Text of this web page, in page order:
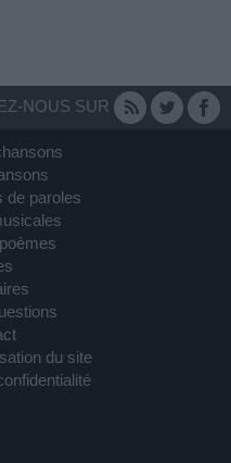
NOUS SUR
de paroles
du site